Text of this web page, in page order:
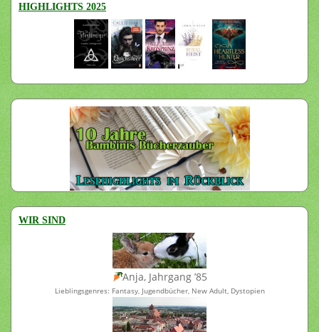
HIGHLIGHTS 2025
WIR SIND
Anja, Jahrgang ’85
Lieblingsgenres: Fantasy, Jugendbücher, New Adult, Dystopien